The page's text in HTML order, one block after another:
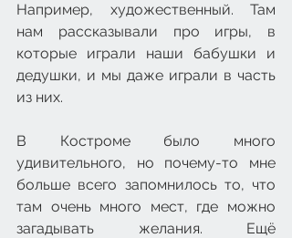
Например, художественный. Там
нам рассказывали про игры, в
которые играли наши бабушки и
дедушки, и мы даже играли в часть
из них.
В Костроме было много
удивительного, но почему-то мне
больше всего запомнилось то, что
там очень много мест, где можно
загадывать желания. Ещё